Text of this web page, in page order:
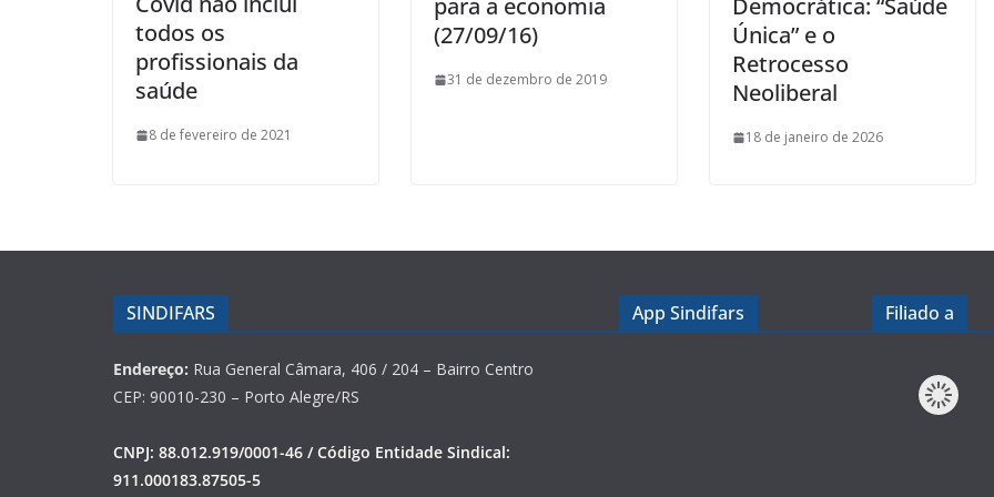
todos os
profissionais da
saúde
8 de fevereiro de 2021
para a economia
(27/09/16)
31 de dezembro de 2019
Democrática: “Saúde
Única” e o
Retrocesso
Neoliberal
18 de janeiro de 2026
SINDIFARS
Endereço: Rua General Câmara, 406 / 204 – Bairro Centro
CEP: 90010-230 – Porto Alegre/RS
CNPJ: 88.012.919/0001-46 / Código Entidade Sindical:
911.000183.87505-5
App Sindifars Filiado a